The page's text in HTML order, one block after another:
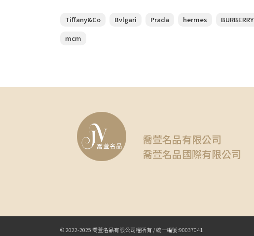
Tiffany&Co Bvlgari Prada hermes BURBERRY
mcm
喬萱名品有限公司
喬萱名品國際有限公司
© 2022-2025 喬萱名品有限公司權所有 / 統一編號:90037041